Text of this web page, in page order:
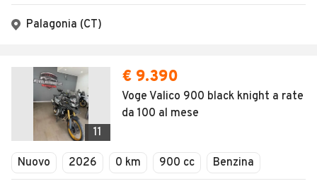
Palagonia (CT)
11
€ 9.390
Voge Valico 900 black knight a rate
da 100 al mese
Nuovo 2026 0 km 900 cc Benzina